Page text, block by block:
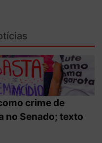
crime de
no Senado; texto